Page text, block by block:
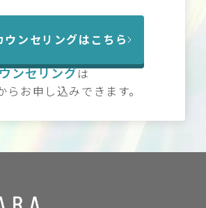
ウンセリングはこちら
ンセリングは
らお申し込みできます。